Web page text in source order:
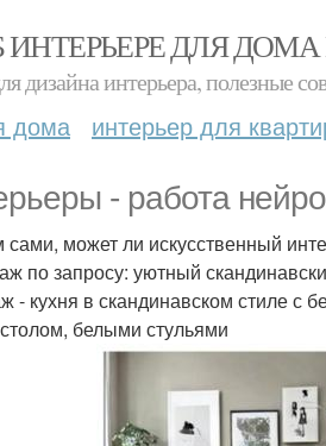
ИНТЕРЬЕРЕ ДЛЯ
дизайна интерьера, полезные
дома интерьер для
- работа
может ли искусственный
по запросу: уютный
- кухня в скандинавском стиле
белыми стульями